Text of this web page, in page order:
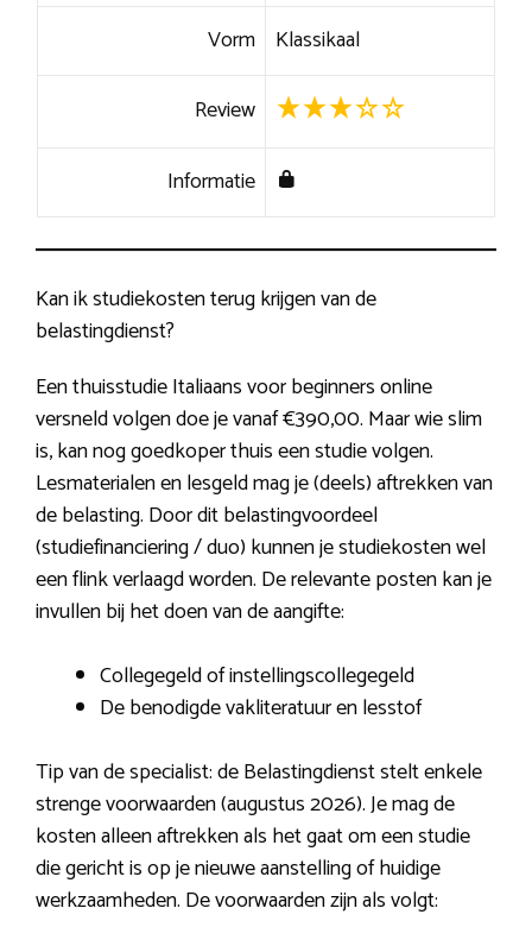
Vorm Klassikaal
Review
Informatie
Kan ik studiekosten terug krijgen van de
belastingdienst?
Een thuisstudie Italiaans voor beginners online
versneld volgen doe je vanaf €390,00. Maar wie slim
is, kan nog goedkoper thuis een studie volgen.
Lesmaterialen en lesgeld mag je (deels) aftrekken van
de belasting. Door dit belastingvoordeel
(studiefinanciering / duo) kunnen je studiekosten wel
een flink verlaagd worden. De relevante posten kan je
invullen bij het doen van de aangifte:
Collegegeld of instellingscollegegeld
De benodigde vakliteratuur en lesstof
Tip van de specialist: de Belastingdienst stelt enkele
strenge voorwaarden (augustus 2026). Je mag de
kosten alleen aftrekken als het gaat om een studie
die gericht is op je nieuwe aanstelling of huidige
werkzaamheden. De voorwaarden zijn als volgt: